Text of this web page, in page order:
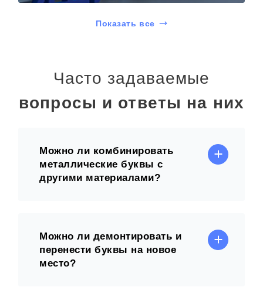
Показать все
Часто задаваемые
вопросы и ответы на них
Можно ли комбинировать
металлические буквы с
другими материалами?
Можно ли демонтировать и
перенести буквы на новое
место?